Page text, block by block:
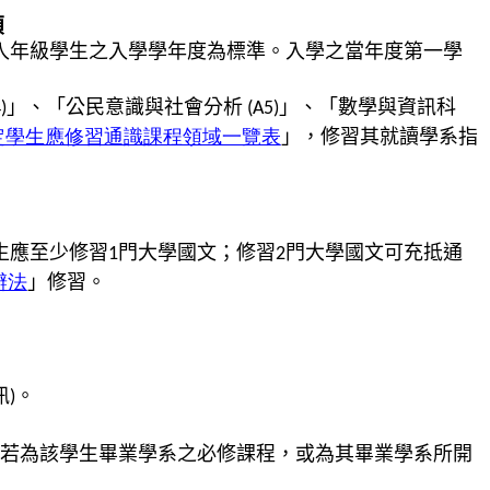
級學生之入學學年度為標準。入學之當年度第一學
」、「公民意識與社會分析 (A5) 」、「 數學與資訊科
生應修習通識課程領域一覽表 」，修習其就讀學系指
應至少修習1門大學國文；修習2門大學國文可 充抵通
法」修習。
) 。
為該學生畢業學系之必修課程，或為其畢業學系所開